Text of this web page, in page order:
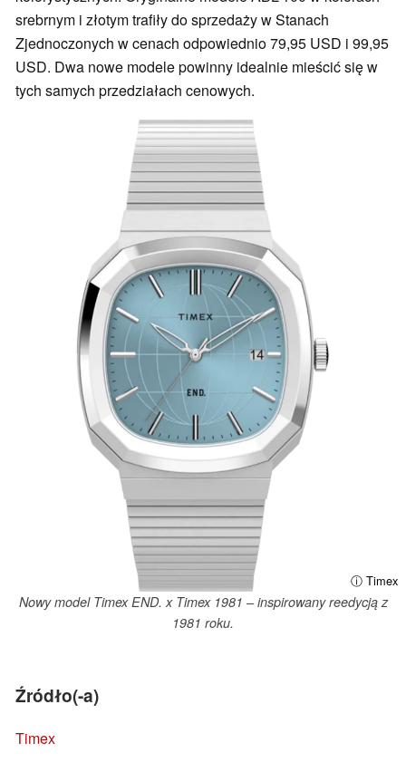
srebrnym i złotym trafiły do sprzedaży w Stanach
Zjednoczonych w cenach odpowiednio 79,95 USD i 99,95
USD. Dwa nowe modele powinny idealnie mieścić się w
tych samych przedziałach cenowych.
ⓘ Timex
Nowy model Timex END. x Timex 1981 – inspirowany reedycją z
1981 roku.
Źródło(-a)
Timex